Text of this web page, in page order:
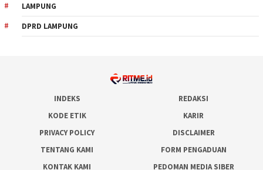
LAMPUNG
DPRD LAMPUNG
INDEKS
REDAKSI
KODE ETIK
KARIR
PRIVACY POLICY
DISCLAIMER
TENTANG KAMI
FORM PENGADUAN
KONTAK KAMI
PEDOMAN MEDIA SIBER